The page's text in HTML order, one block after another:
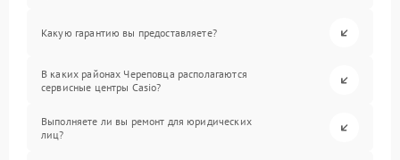
Какую гарантию вы предоставляете?
В каких районах Череповца располагаются
сервисные центры Casio?
Выполняете ли вы ремонт для юридических
лиц?